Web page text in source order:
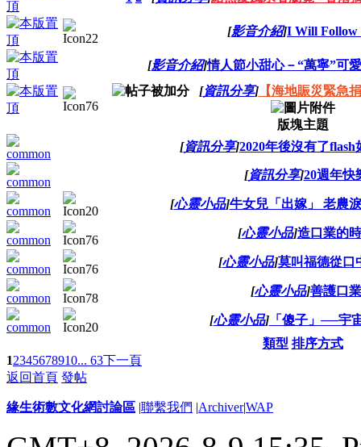
[影音介紹]I Will Follow
[影音介紹]情人節小甜心－“萬寧”可
[資訊分享]【海地賑災緊急
版塊主題
[資訊分享]2020年後沒有了flash
[資訊分享]20週年快
[心靈小品]牛女兒「出嫁」 老農
[心靈小品]造口業的
[心靈小品]莫叫福德從口
[心靈小品]善護口業
[心靈小品]「傻子」──宇
類型 排序方式
12345678910... 63下一頁
返回首頁 發帖
緣生術數文化網討論區 |聯繫我們 |Archiver|WAP